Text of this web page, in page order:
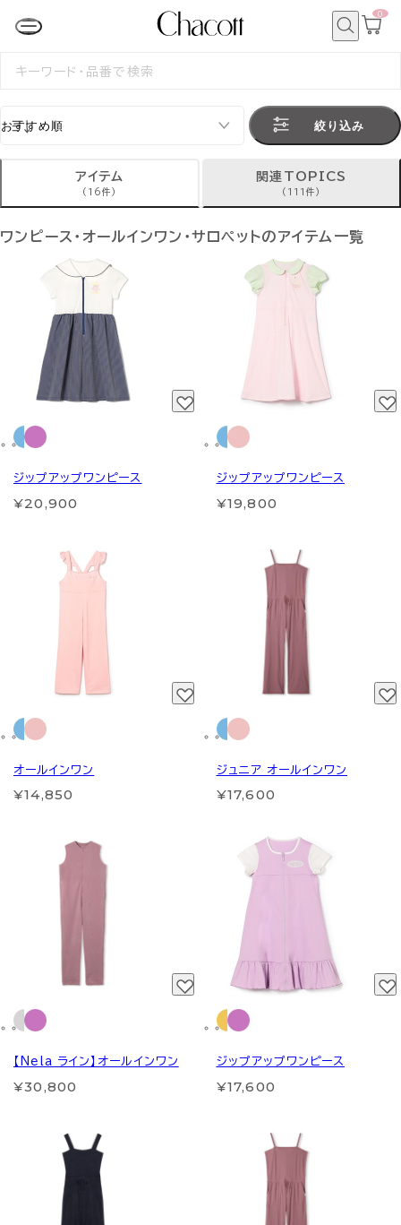
カ
0
検
絞り込み
アイテム
(16件)
関連TOPICS
(111件)
ワンピース・オールインワン・サロペットのアイテム一覧
ジップアップワンピース
¥20,900
ジップアップワンピース
¥19,800
オールインワン
¥14,850
ジュニア オールインワン
¥17,600
【Nela ライン】オールインワン
¥30,800
ジップアップワンピース
¥17,600